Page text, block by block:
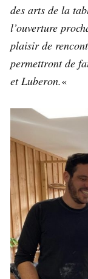
des arts de la
l’ouverture
plaisir de
permettront de
et Luberon.«